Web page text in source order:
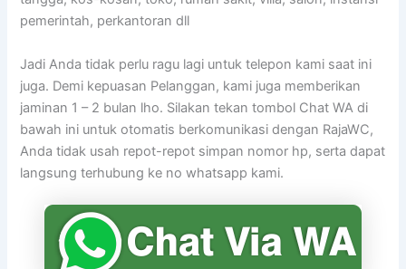
pemerintah, perkantoran dll
Jadi Anda tidak perlu ragu lagi untuk telepon kami saat ini
juga. Demi kepuasan Pelanggan, kami juga memberikan
jaminan 1 – 2 bulan lho. Silakan tekan tombol Chat WA di
bawah ini untuk otomatis berkomunikasi dengan RajaWC,
Anda tidak usah repot-repot simpan nomor hp, serta dapat
langsung terhubung ke no whatsapp kami.